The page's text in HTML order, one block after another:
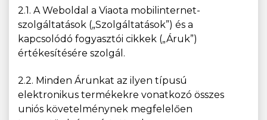
2.1. A Weboldal a Viaota mobilinternet-
szolgáltatások („Szolgáltatások”) és a
kapcsolódó fogyasztói cikkek („Áruk”)
értékesítésére szolgál.
2.2. Minden Árunkat az ilyen típusú
elektronikus termékekre vonatkozó összes
uniós követelménynek megfelelően